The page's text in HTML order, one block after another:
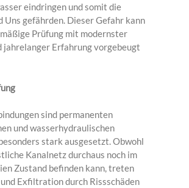
eindringen und somit die
Uns gefährden. Dieser Gefahr kann
Prüfung mit modernster
jahrelanger Erfahrung vorgebeugt
sind permanenten
und wasserhydraulischen
stark ausgesetzt. Obwohl
Kanalnetz durchaus noch im
Zustand befinden kann, treten
Exfiltration durch Rissschäden